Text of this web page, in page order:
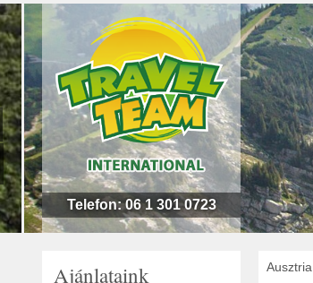
Telefon: 06 1 301 0723
Ajánlataink Ausztria